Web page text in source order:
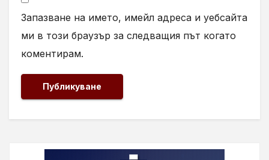
Запазване на името, имейл адреса и уебсайта
ми в този браузър за следващия път когато
коментирам.